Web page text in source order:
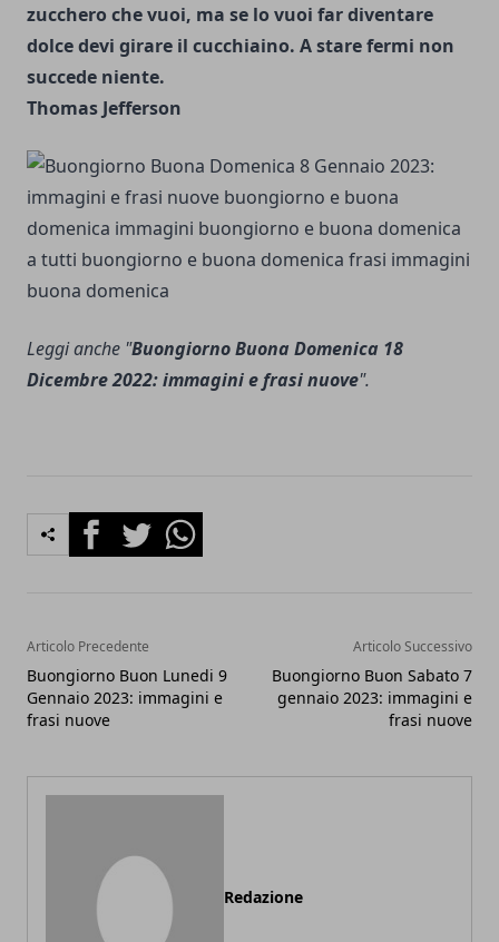
zucchero che vuoi, ma se lo vuoi far diventare
dolce devi girare il cucchiaino. A stare fermi non
succede niente.
Thomas Jefferson
Leggi anche "Buongiorno Buona Domenica 18
Dicembre 2022: immagini e frasi nuove".
FacebookTwitterWhatsapp
Articolo Precedente
Buongiorno Buon Lunedi 9
Gennaio 2023: immagini e
frasi nuove
Articolo Successivo
Buongiorno Buon Sabato 7
gennaio 2023: immagini e
frasi nuove
Redazione